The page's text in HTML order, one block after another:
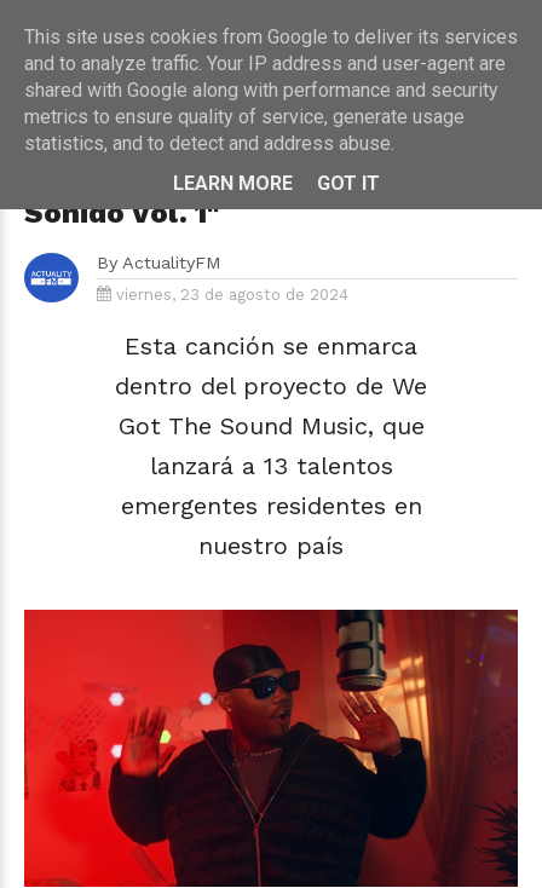
HOME›MÚSICA
"Jake Mate" de Chris Mars, es el
primer adelanto de "Tenemo' El
Sonido Vol. 1"
By ActualityFM
viernes, 23 de agosto de 2024
Esta canción se enmarca
dentro del proyecto de We
Got The Sound Music, que
lanzará a 13 talentos
emergentes residentes en
nuestro país
This site uses cookies from Google to deliver its services
and to analyze traffic. Your IP address and user-agent are
shared with Google along with performance and security
metrics to ensure quality of service, generate usage
statistics, and to detect and address abuse.
LEARN MORE
GOT IT